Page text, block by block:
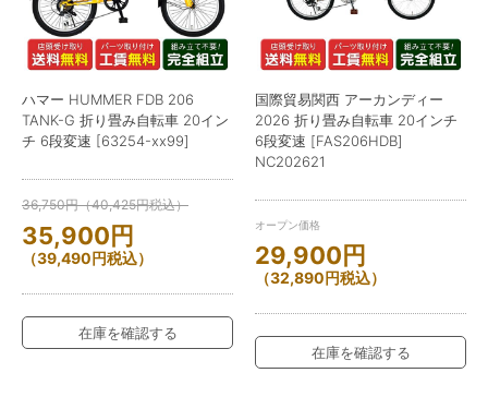
ハマー HUMMER FDB 206
TANK-G 折り畳み自転車 20イン
チ 6段変速 [63254-xx99]
36,750円（40,425円税込）
35,900円
（39,490円税込）
在庫を確認する
国際貿易関西 アーカンディー
2026 折り畳み自転車 20インチ
6段変速 [FAS206HDB]
NC202621
オープン価格
29,900円
（32,890円税込）
在庫を確認する